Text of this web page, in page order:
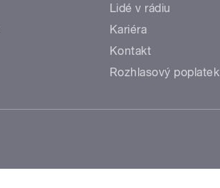
Lidé v rádiu
Kariéra
Kontakt
Rozhlasový poplatek